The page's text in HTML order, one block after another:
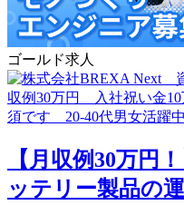
ゴールド求人
【月収例30万円
ッテリー製品の